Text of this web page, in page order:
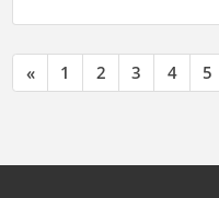
« 1 2 3 4 5